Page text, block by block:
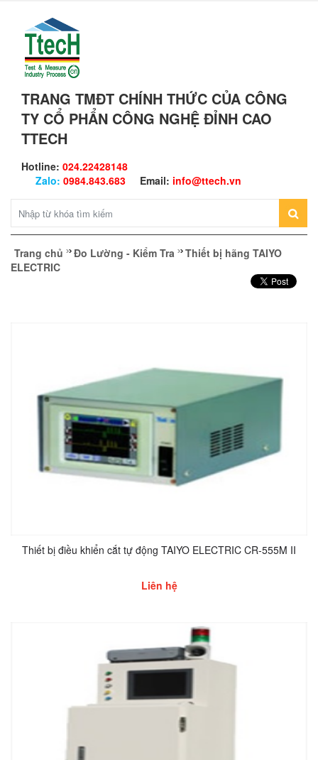
TRANG TMĐT CHÍNH THỨC CỦA CÔNG
TY CỔ PHẨN CÔNG NGHỆ ĐỈNH CAO
TTECH
Hotline: 024.22428148
Zalo: 0984.843.683 Email: info@ttech.vn
Trang chủ Đo Lường - Kiểm Tra
Thiết bị hãng TAIYO
ELECTRIC
Thiết bị điều khiển cắt tự động TAIYO ELECTRIC CR-555M II
Liên hệ